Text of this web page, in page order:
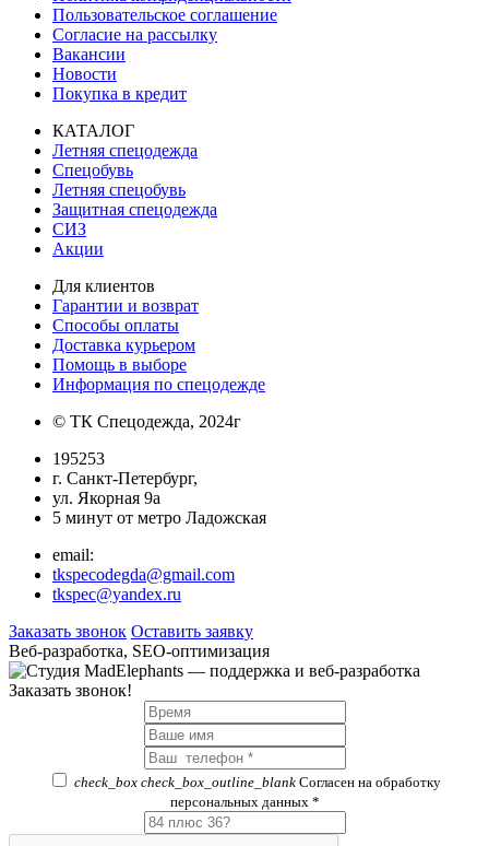
Пользовательское соглашение
Согласие на рассылку
Вакансии
Новости
Покупка в кредит
КАТАЛОГ
Летняя спецодежда
Спецобувь
Летняя спецобувь
Защитная спецодежда
СИЗ
Акции
Для клиентов
Гарантии и возврат
Способы оплаты
Доставка курьером
Помощь в выборе
Информация по спецодежде
© ТК Спецодежда, 2024г
195253
г. Санкт-Петербург,
ул. Якорная 9а
5 минут от метро Ладожская
email:
tkspecodegda@gmail.com
tkspec@yandex.ru
Заказать звонок Оставить заявку
Веб-разработка, SEO-оптимизация
Заказать звонок!
check_box check_box_outline_blank Согласен на обработку
персональных данных *